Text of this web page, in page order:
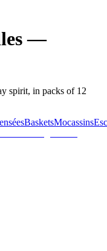
—
spirit, in packs of 12
BasketsMocassins